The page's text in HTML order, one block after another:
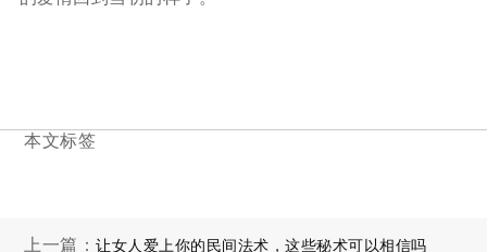
本文标签
上一篇：让女人爱上你的民间法术，这些秘术可以相信吗